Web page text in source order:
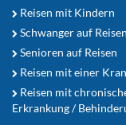
Reisen mit Kindern
Schwanger auf Reisen
Senioren auf Reisen
Reisen mit einer
Reisen mit
Erkrankung /